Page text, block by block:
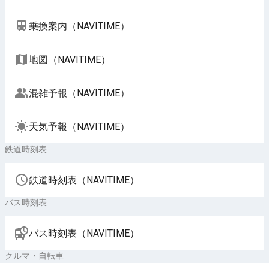
乗換案内（NAVITIME）
地図（NAVITIME）
混雑予報（NAVITIME）
天気予報（NAVITIME）
鉄道時刻表
鉄道時刻表（NAVITIME）
バス時刻表
バス時刻表（NAVITIME）
クルマ・自転車